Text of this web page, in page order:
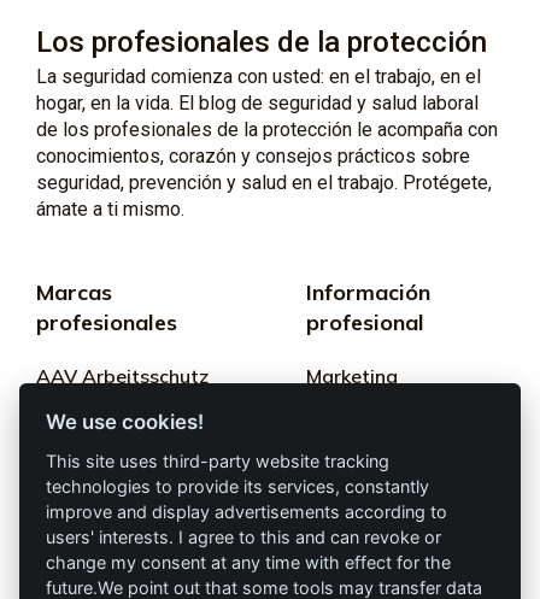
Los profesionales de la protección
La seguridad comienza con usted: en el trabajo, en el
hogar, en la vida. El blog de seguridad y salud laboral
de los profesionales de la protección le acompaña con
conocimientos, corazón y consejos prácticos sobre
seguridad, prevención y salud en el trabajo. Protégete,
ámate a ti mismo.
Marcas
profesionales
AAV Arbeitsschutz
Allprotec® Solo
trabaja seguro
Omniprotect –
Tienda Online
Información
profesional
Marketing
condiciones
Privacidad
Impresión
We use cookies!
This site uses third-party website tracking
technologies to provide its services, constantly
improve and display advertisements according to
users' interests. I agree to this and can revoke or
change my consent at any time with effect for the
future.We point out that some tools may transfer data